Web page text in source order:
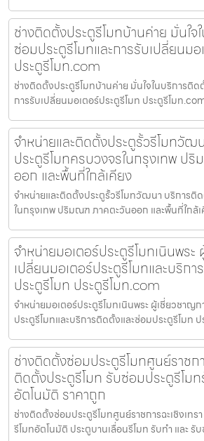
ช่างติดตั้งประตูรีโมทบ้านค่าย มั่นใจ
ซ่อมประตูรีโมทและการรับเปลี่ยนม
ประตูรีโมท.com
ช่างติดตั้งประตูรีโมทบ้านค่าย มั่นใจในบริการติด
การรับเปลี่ยนมอเตอร์ประตูรีโมท ประตูรีโมท
จำหน่ายและติดตั้งประตูรั้วรีโมทวั
ประตูรีโมทครบวงจรในกรุงเทพ ป
ออก และพื้นที่ใกล้เคียง
จำหน่ายและติดตั้งประตูรั้วรีโมทวัฒนา บริการติ
ในกรุงเทพ ปริมณฑ ภาคตะวันออก และพื้นที่ใกล้
จำหน่ายมอเตอร์ประตูรีโมทเนินพร
เปลี่ยนมอเตอร์ประตูรีโมทและบริก
ประตูรีโมท ประตูรีโมท.com
จำหน่ายมอเตอร์ประตูรีโมทเนินพระ ผู้เชี่ยวชาญ
ประตูรีโมทและบริการติดตั้งและซ่อมประตูรีโมท ป
ช่างติดตั้งซ่อมประตูรีโมทศูนย์ราชกา
ติดตั้งประตูรีโมท รับซ่อมประตูรีโม
อัตโนมัติ ราคาถูก
ช่างติดตั้งซ่อมประตูรีโมทศูนย์ราชการฉะเชิงเทร
รีโมทอัตโนมัติ ประตูบานเลื่อนรีโมท รับทำ และ รั